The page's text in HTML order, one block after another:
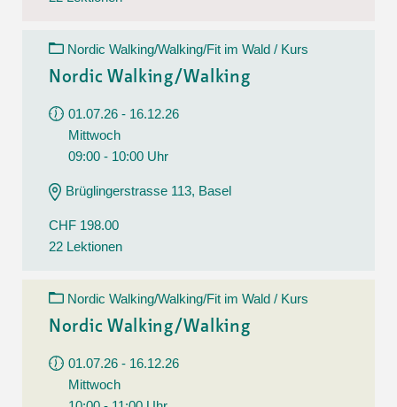
Nordic Walking/Walking/Fit im Wald / Kurs
Nordic Walking/Walking
01.07.26 - 16.12.26
Mittwoch
09:00 - 10:00 Uhr
Brüglingerstrasse 113, Basel
CHF 198.00
22 Lektionen
Nordic Walking/Walking/Fit im Wald / Kurs
Nordic Walking/Walking
01.07.26 - 16.12.26
Mittwoch